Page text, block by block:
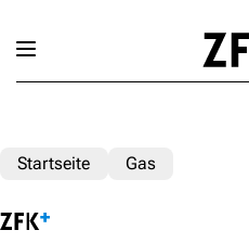
Startseite Gas